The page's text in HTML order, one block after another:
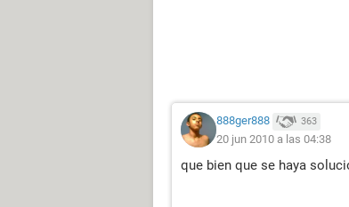
888ger888 363
20 jun 2010 a las 04:38
que bien que se haya